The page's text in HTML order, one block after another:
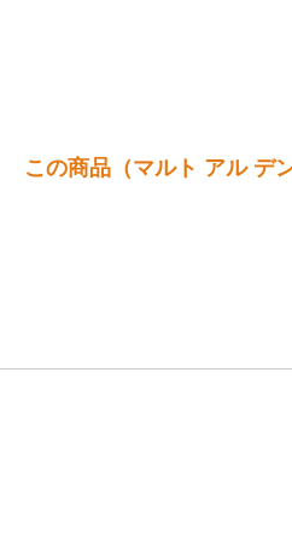
この商品（マルト アル デ